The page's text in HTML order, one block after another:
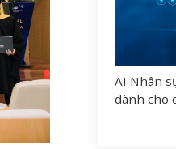
AI Nhân
dành cho